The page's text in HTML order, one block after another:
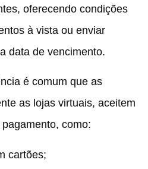
oferecendo condições
à vista ou enviar
data de vencimento.
é comum que as
as lojas virtuais, aceitem
como:
cartões;